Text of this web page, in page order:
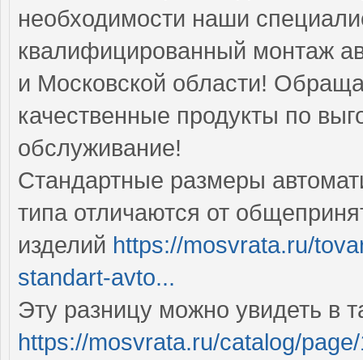
необходимости наши
квалифицированный монтаж
и Московской области!
качественные продукты по
обслуживание!
Стандартные размеры
типа отличаются от
изделий https://mosvrata.ru/
standart-avto...
Эту разницу можно увидеть в
https://mosvrata.ru/catalog/